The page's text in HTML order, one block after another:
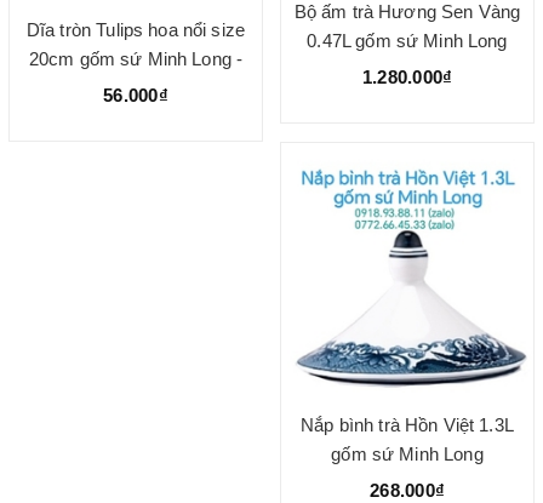
Dĩa tròn Tulips hoa nổi size
20cm gốm sứ Minh Long -
dĩa lòng sâu
56.000₫
Bộ ấm trà Hương Sen Vàng
0.47L gốm sứ Minh Long
1.280.000₫
Nắp bình trà Hồn Việt 1.3L
gốm sứ Minh Long
268.000₫